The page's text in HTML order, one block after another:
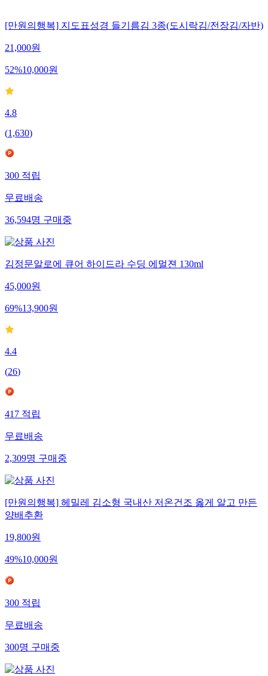
[만원의행복] 지도표성경 들기름김 3종(도시락김/전장김/자반)
21,000원
52%10,000원
4.8
(1,630)
300적립
무료배송
36,594명구매중
김정문알로에 큐어 하이드라 수딩 에멀젼 130ml
45,000원
69%13,900원
4.4
(26)
417적립
무료배송
2,309명구매중
[만원의행복] 헤밀레 김소형 국내산 저온건조 옳게 알고 만든
양배추환
19,800원
49%10,000원
300적립
무료배송
300명구매중